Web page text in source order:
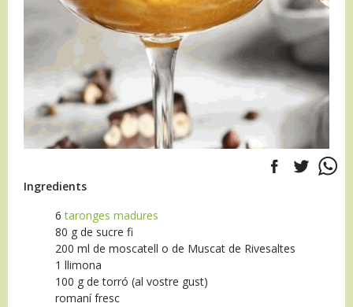
Ingredients
6taronges madures
80 g de sucre fi
200 ml de moscatell o de Muscat de Rivesaltes
1 llimona
100 g de torró (al vostre gust)
romaní fresc